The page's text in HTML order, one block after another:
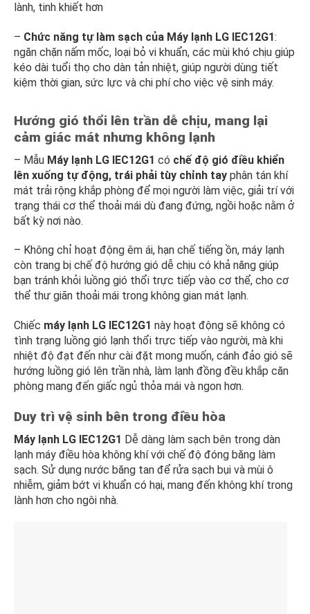
lành, tinh khiết hơn
– Chức năng tự làm sạch của Máy lạnh LG IEC12G1:
ngăn chặn nấm mốc, loại bỏ vi khuẩn, các mùi khó chịu giúp
kéo dài tuổi thọ cho dàn tản nhiệt, giúp người dùng tiết
kiệm thời gian, sức lực và chi phí cho việc vệ sinh máy.
Hướng gió thổi lên trần dễ chịu, mang lại
cảm giác mát nhưng không lạnh
– Mẫu Máy lạnh LG IEC12G1 có chế độ gió điều khiển
lên xuống tự động, trái phải tùy chỉnh tay phân tán khí
mát trải rộng khắp phòng để mọi người làm việc, giải trí với
trạng thái cơ thể thoải mái dù đang đứng, ngồi hoặc nằm ở
bất kỳ nơi nào.
– Không chỉ hoạt động êm ái, hạn chế tiếng ồn, máy lạnh
còn trang bị chế độ hướng gió dễ chịu có khả năng giúp
bạn tránh khỏi luồng gió thổi trực tiếp vào cơ thể, cho cơ
thể thư giãn thoải mái trong không gian mát lạnh.
Chiếc máy lạnh LG IEC12G1 này hoạt động sẽ không có
tình trạng luồng gió lạnh thổi trực tiếp vào người, mà khi
nhiệt độ đạt đến như cài đặt mong muốn, cánh đảo gió sẽ
hướng luồng gió lên trần nhà, làm lạnh đồng đều khắp căn
phòng mang đến giấc ngủ thỏa mái và ngon hơn.
Duy trì vệ sinh bên trong điều hòa
Máy lạnh LG IEC12G1 Dễ dàng làm sạch bên trong dàn
lạnh máy điều hòa không khí với chế độ đóng băng làm
sạch. Sử dụng nước băng tan để rửa sạch bụi và mùi ô
nhiễm, giảm bớt vi khuẩn có hại, mang đến không khí trong
lành hơn cho ngôi nhà.